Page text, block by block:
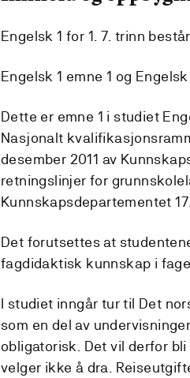
Engelsk 1 for 1. 7. trinn
Engelsk 1 emne 1 og
Dette er emne 1 i studiet
Nasjonalt
desember 2011 av
retningslinjer for
Kunnskapsdepartementet
Det forutsettes at
fagdidaktisk kunnskap i
I studiet inngår tur til Det
som en del av
obligatorisk. Det vil derfor
velger ikke å dra.